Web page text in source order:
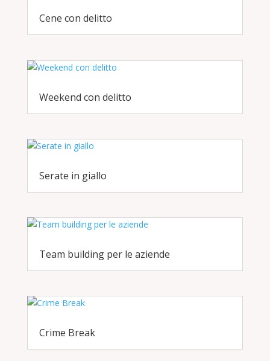
Cene con delitto
Weekend con delitto
Serate in giallo
Team building per le aziende
Crime Break